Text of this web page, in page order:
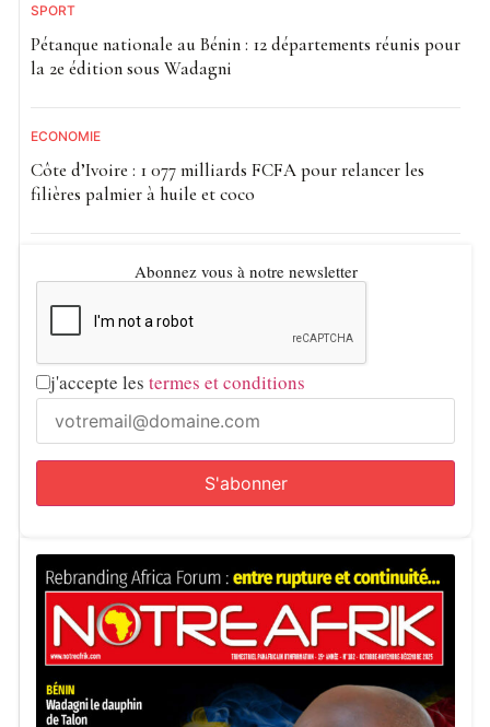
SPORT
Pétanque nationale au Bénin : 12 départements réunis pour
la 2e édition sous Wadagni
ECONOMIE
Côte d’Ivoire : 1 077 milliards FCFA pour relancer les
filières palmier à huile et coco
Abonnez vous à notre newsletter
j'accepte les termes et conditions